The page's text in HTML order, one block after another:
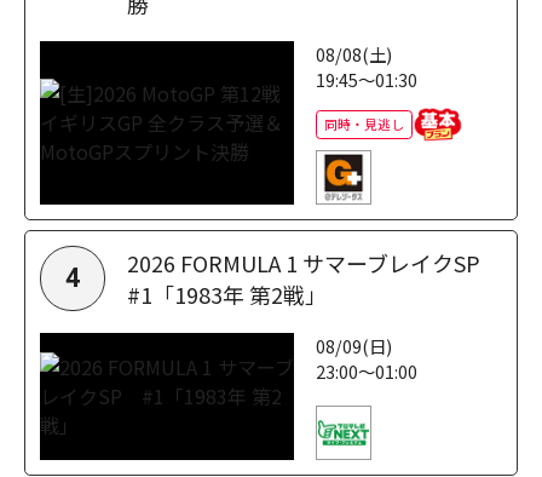
08/08(土)
19:45～01:30
同時・見逃し
4
2026 FORMULA 1 サマーブレイクSP
#1「1983年 第2戦」
08/09(日)
23:00～01:00